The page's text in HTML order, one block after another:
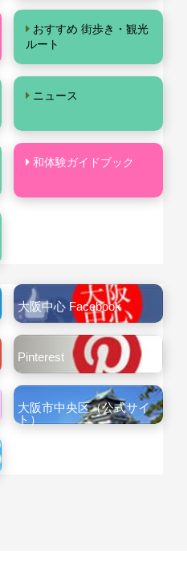
おすすめ 街歩き・観光
ルート
ニュース
和体験ガイドブック
大阪中心 Facebook
Pinterest
大阪市中央区（公式サイ
ト）